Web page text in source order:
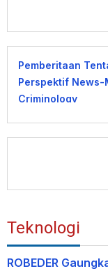
Pemberitaan
Perspektif News-
Criminology
Teknologi
ROBEDER